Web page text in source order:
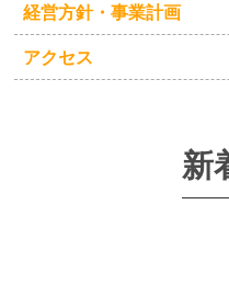
経営方針・事業計画
アクセス
新